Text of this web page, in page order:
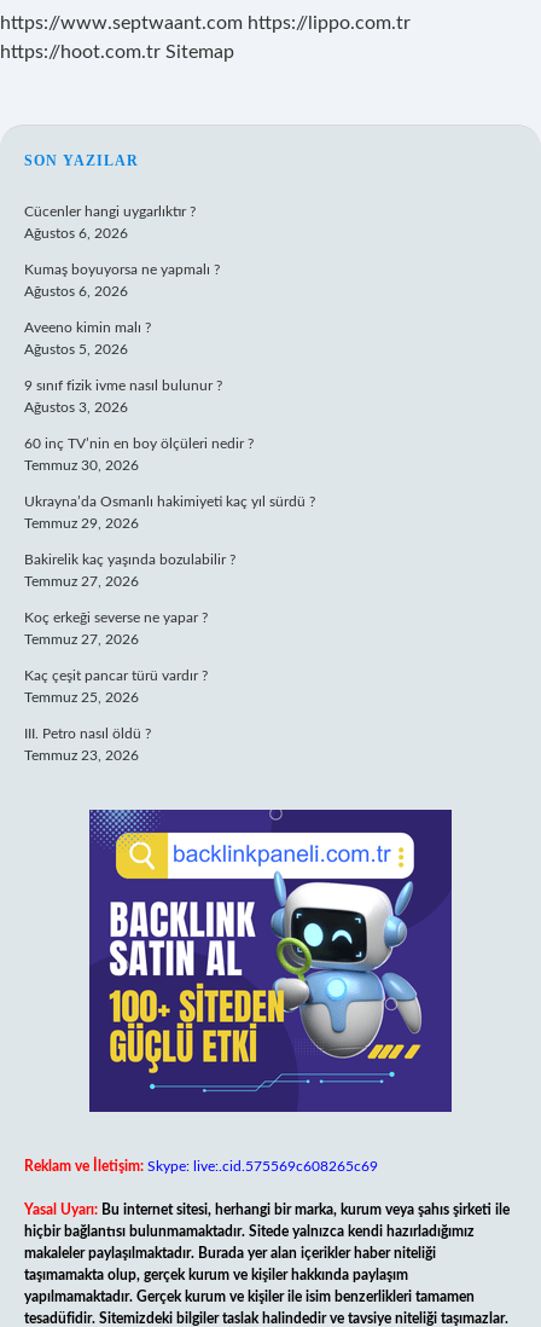
https://www.septwaant.com https://lippo.com.tr
https://hoot.com.tr Sitemap
SIDEBAR
SON YAZILAR
Cücenler hangi uygarlıktır ?
Ağustos 6, 2026
Kumaş boyuyorsa ne yapmalı ?
Ağustos 6, 2026
Aveeno kimin malı ?
Ağustos 5, 2026
9 sınıf fizik ivme nasıl bulunur ?
Ağustos 3, 2026
60 inç TV’nin en boy ölçüleri nedir ?
Temmuz 30, 2026
Ukrayna’da Osmanlı hakimiyeti kaç yıl sürdü ?
Temmuz 29, 2026
Bakirelik kaç yaşında bozulabilir ?
Temmuz 27, 2026
Koç erkeği severse ne yapar ?
Temmuz 27, 2026
Kaç çeşit pancar türü vardır ?
Temmuz 25, 2026
III. Petro nasıl öldü ?
Temmuz 23, 2026
Reklam ve İletişim: Skype: live:.cid.575569c608265c69
Yasal Uyarı: Bu internet sitesi, herhangi bir marka, kurum veya şahıs şirketi ile
hiçbir bağlantısı bulunmamaktadır. Sitede yalnızca kendi hazırladığımız
makaleler paylaşılmaktadır. Burada yer alan içerikler haber niteliği
taşımamakta olup, gerçek kurum ve kişiler hakkında paylaşım
yapılmamaktadır. Gerçek kurum ve kişiler ile isim benzerlikleri tamamen
tesadüfidir. Sitemizdeki bilgiler taslak halindedir ve tavsiye niteliği taşımazlar.